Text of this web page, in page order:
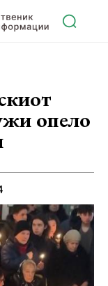
опело